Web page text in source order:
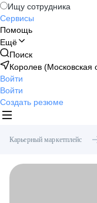
Ищу сотрудника
Сервисы
Помощь
Ещё
Поиск
Королев (Московская
Войти
Войти
Создать резюме
Карьерный маркетплейс